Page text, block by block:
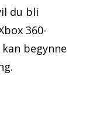
du bli
360-
begynne